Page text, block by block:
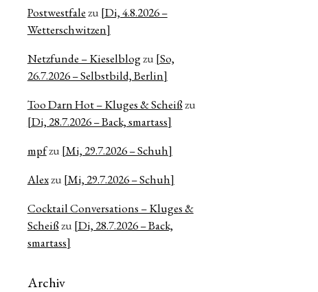
Postwestfalezu [Di, 4.8.2026 –
Wetterschwitzen]
Netzfunde – Kieselblogzu [So,
26.7.2026 – Selbstbild, Berlin]
Too Darn Hot – Kluges & Scheißzu
[Di, 28.7.2026 – Back, smartass]
mpfzu [Mi, 29.7.2026 – Schuh]
Alexzu [Mi, 29.7.2026 – Schuh]
Cocktail Conversations – Kluges &
Scheißzu [Di, 28.7.2026 – Back,
smartass]
Archiv